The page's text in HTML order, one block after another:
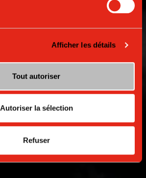
Afficher les détails
Tout autoriser
Autoriser la sélection
Refuser